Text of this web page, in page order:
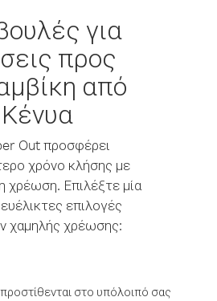
για
προς
από
Κένυα
Out προσφέρει
χρόνο κλήσης με
χρέωση. Επιλέξτε μία
επιλογές
χαμηλής χρέωσης:
στο υπόλοιπό σας